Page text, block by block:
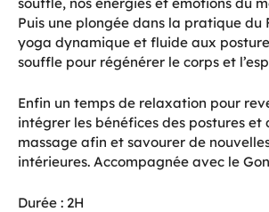
Puis une plongée dans la pratique du
yoga dynamique et fluide aux
souffle pour régénérer le corps et
Enfin un temps de relaxation pour
intégrer les bénéfices des postures et
massage afin et savourer de
intérieures. Accompagnée avec le
Durée : 2H